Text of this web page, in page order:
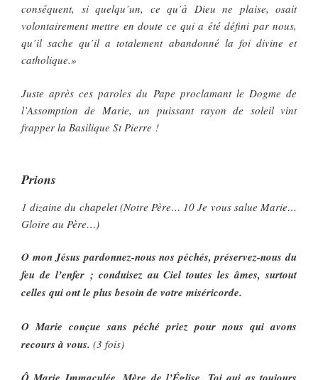
conséquent, si quelqu’un, ce qu’à Dieu ne plaise, osait
volontairement mettre en doute ce qui a été défini par nous,
qu’il sache qu’il a totalement abandonné la foi divine et
catholique.»
Juste après ces paroles du Pape proclamant le Dogme de
l’Assomption de Marie, un puissant rayon de soleil vint
frapper la Basilique St Pierre !
Prions
1 dizaine du chapelet (Notre Père… 10 Je vous salue Marie…
Gloire au Père…)
O mon Jésus pardonnez-nous nos péchés, préservez-nous du
feu de l’enfer ; conduisez au Ciel toutes les âmes, surtout
celles qui ont le plus besoin de votre miséricorde.
O Marie conçue sans péché priez pour nous qui avons
recours à vous. (3 fois)